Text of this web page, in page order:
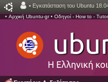
• Εγκατάσταση του Ubuntu
• Αρχική Ubuntu-gr• Οδηγοί - How to -